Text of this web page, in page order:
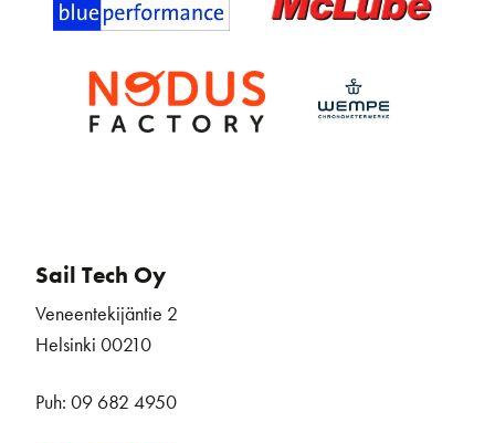
Sail Tech Oy
Veneentekijäntie 2
Helsinki 00210
Puh: 09 682 4950